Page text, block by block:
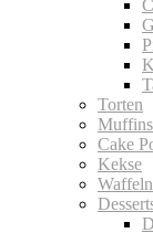
Torten
Cake
Kekse